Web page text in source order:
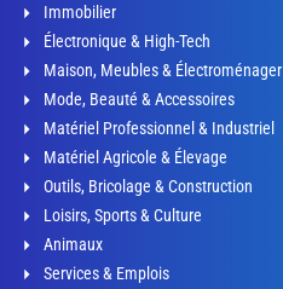
Immobilier
Électronique & High-Tech
Maison, Meubles & Électroménager
Mode, Beauté & Accessoires
Matériel Professionnel & Industriel
Matériel Agricole & Élevage
Outils, Bricolage & Construction
Loisirs, Sports & Culture
Animaux
Services & Emplois